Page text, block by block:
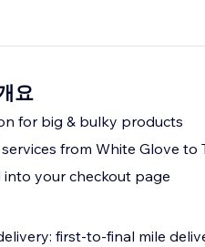
요
for big & bulky products
from White Glove to
your checkout page
first-to-final mile